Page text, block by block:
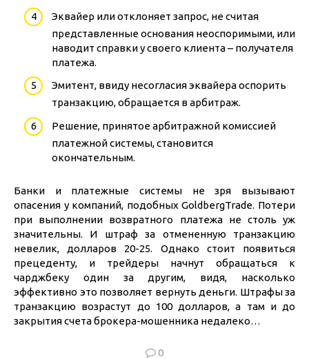
Эквайер или отклоняет запрос, не считая
представленные основания неоспоримыми, или
наводит справки у своего клиента – получателя
платежа.
Эмитент, ввиду несогласия эквайера оспорить
транзакцию, обращается в арбитраж.
Решение, принятое арбитражной комиссией
платежной системы, становится
окончательным.
Банки и платежные системы не зря вызывают
опасения у компаний, подобных GoldbergTrade. Потери
при выполнении возвратного платежа не столь уж
значительны. И штраф за отмененную транзакцию
невелик, долларов 20-25. Однако стоит появиться
прецеденту, и трейдеры начнут обращаться к
чарджбеку один за другим, видя, насколько
эффективно это позволяет вернуть деньги. Штрафы за
транзакцию возрастут до 100 долларов, а там и до
закрытия счета брокера-мошенника недалеко…
0